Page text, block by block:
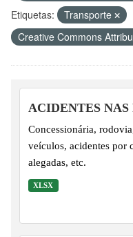
Etiquetas:
Transporte
Creative Commons
ACIDENTES
Concessionária,
veículos, acidentes por
alegadas, etc.
XLSX